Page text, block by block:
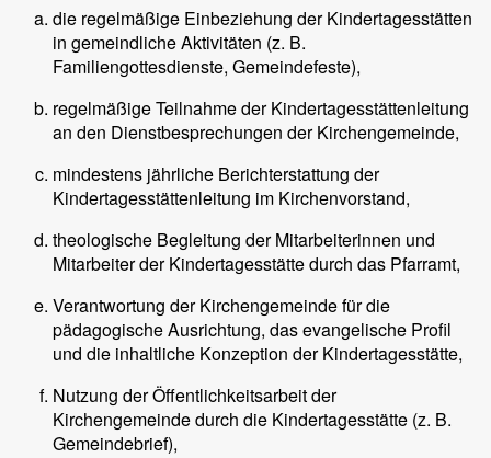
die regelmäßige Einbeziehung der Kindertagesstätten
in gemeindliche Aktivitäten (z. B.
Familiengottesdienste, Gemeindefeste),
regelmäßige Teilnahme der Kindertagesstättenleitung
an den Dienstbesprechungen der Kirchengemeinde,
mindestens jährliche Berichterstattung der
Kindertagesstättenleitung im Kirchenvorstand,
theologische Begleitung der Mitarbeiterinnen und
Mitarbeiter der Kindertagesstätte durch das Pfarramt,
Verantwortung der Kirchengemeinde für die
pädagogische Ausrichtung, das evangelische Profil
und die inhaltliche Konzeption der Kindertagesstätte,
Nutzung der Öffentlichkeitsarbeit der
Kirchengemeinde durch die Kindertagesstätte (z. B.
Gemeindebrief),